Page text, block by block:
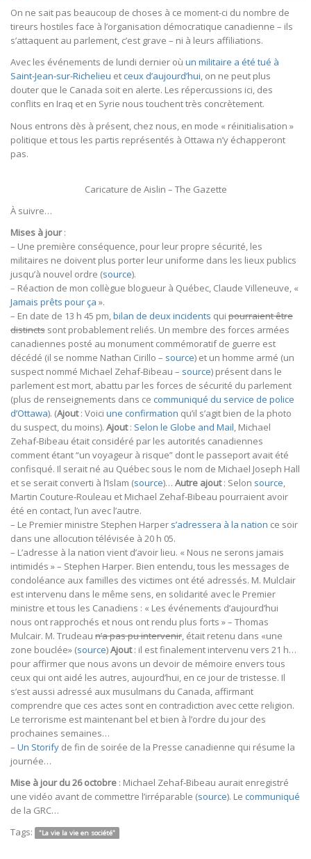
On ne sait pas beaucoup de choses à ce moment-ci du nombre de
tireurs hostiles face à l’organisation démocratique canadienne – ils
s’attaquent au parlement, c’est grave – ni à leurs affiliations.
Avec les événements de lundi dernier où un militaire a été tué à
Saint-Jean-sur-Richelieu etceux d’aujourd’hui, on ne peut plus
douter que le Canada soit en alerte. Les répercussions ici, des
conflits en Iraq et en Syrie nous touchent très concrètement.
Nous entrons dès à présent, chez nous, en mode « réinitialisation »
politique et tous les partis représentés à Ottawa n’y échapperont
pas.
Caricature de Aislin – The Gazette
À suivre…
Mises à jour:
– Une première conséquence, pour leur propre sécurité, les
militaires ne doivent plus porter leur uniforme dans les lieux publics
jusqu’à nouvel ordre (source).
– Réaction de mon collègue blogueur à Québec, Claude Villeneuve, «
Jamais prêts pour ça ».
– En date de 13 h 45 pm,bilan de deux incidents qui pourraient être
distincts sont probablement reliés. Un membre des forces armées
canadiennes posté au monument commémoratif de guerre est
décédé (il se nomme Nathan Cirillo – source) et un homme armé (un
suspect nommé Michael Zehaf-Bibeau – source) présent dans le
parlement est mort, abattu par les forces de sécurité du parlement
(plus de renseignements dans ce communiqué du service de police
d’Ottawa). (Ajout: Voici une confirmation qu’il s’agit bien de la photo
du suspect, du moins). Ajout: Selon le Globe and Mail, Michael
Zehaf-Bibeau était considéré par les autorités canadiennes
comment étant “un voyageur à risque” dont le passeport avait été
confisqué. Il serait né au Québec sous le nom de Michael Joseph Hall
et se serait converti à l’Islam (source)… Autre ajout: Selon source,
Martin Couture-Rouleau et Michael Zehaf-Bibeau pourraient avoir
été en contact, l’un avec l’autre.
– Le Premier ministre Stephen Harper s’adressera à la nation ce soir
dans une allocution télévisée à 20 h 05.
– L’adresse à la nation vient d’avoir lieu. « Nous ne serons jamais
intimidés » – Stephen Harper. Bien entendu, tous les messages de
condoléance aux familles des victimes ont été adressés. M. Mulclair
est intervenu dans le même sens, en solidarité avec le Premier
ministre et tous les Canadiens : « Les événements d’aujourd’hui
nous ont rapprochés et nous ont rendu plus forts » – Thomas
Mulcair. M. Trudeau n’a pas pu intervenir, était retenu dans «une
zone bouclée» (source)Ajout: il est finalement intervenu vers 21 h…
pour affirmer que nous avons un devoir de mémoire envers tous
ceux qui ont aidé les autres, aujourd’hui, en ce jour de tristesse. Il
s’est aussi adressé aux musulmans du Canada, affirmant
comprendre que ces actes sont en contradiction avec cette religion.
Le terrorisme est maintenant bel et bien à l’ordre du jour des
prochaines semaines…
– Un Storify de fin de soirée de la Presse canadienne qui résume la
journée…
Mise à jour du 26 octobre : Michael Zehaf-Bibeau aurait enregistré
une vidéo avant de commettre l’irréparable (source). Le communiqué
de la GRC…
Tags:
"La vie la vie en société"